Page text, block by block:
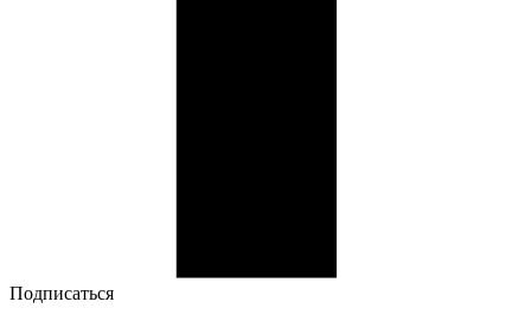
Подписаться